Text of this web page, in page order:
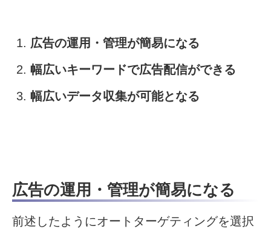
広告の運用・管理が簡易になる
幅広いキーワードで広告配信ができる
幅広いデータ収集が可能となる
広告の運用・管理が簡易になる
前述したようにオートターゲティングを選択